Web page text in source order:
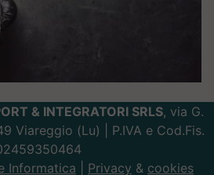
& INTEGRATORI SRLS, via G.
Viareggio (Lu) | P.IVA e Cod.Fis.
Informatica Privacy & cookies